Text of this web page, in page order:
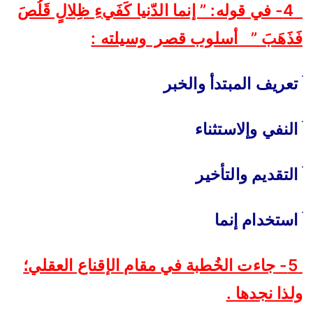
4- في قوله: ” إنما الدّنيا كَفَيءِ ظِلالٍ قَلُصَ
فَذَهَبَ ” أسلوب قصر وسيلته :
ׄتعريف المبتدأ والخبر
النفي وإلاستثناء
التقديم والتأخير
استخدام إنما
5- جاءت الخُطبة في مقام الإقناع العقلي؛
ولذا نجدها .